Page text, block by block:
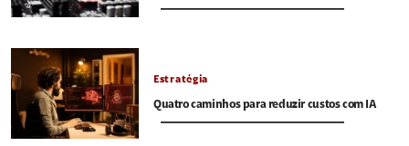
Estratégia
Quatro caminhos para reduzir custos com IA